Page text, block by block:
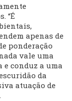
“É
apenas de
ponderação
vale uma
e conduz a uma
da
atuação de